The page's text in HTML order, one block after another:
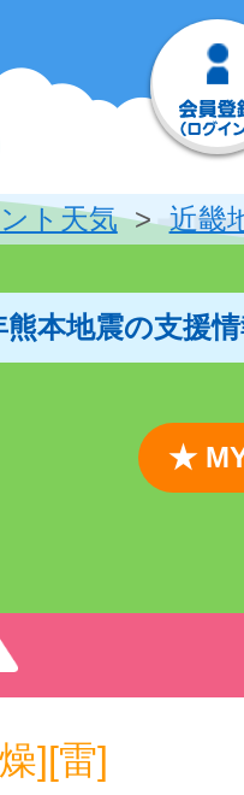
ト天気 近畿
熊本地震の支援
★
][雷]